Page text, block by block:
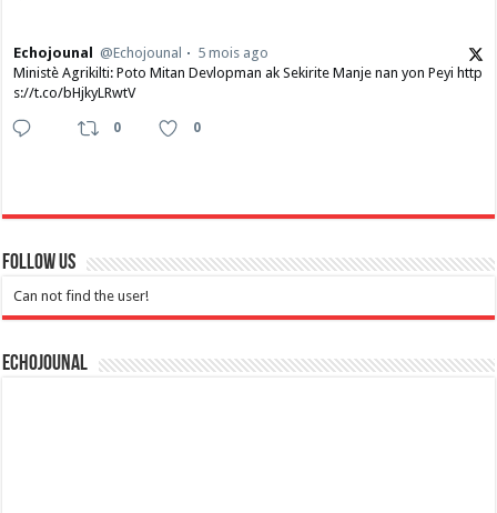
Echojounal @Echojounal
5 mois ago
Ministè Agrikilti: Poto Mitan Devlopman ak Sekirite Manje nan yon Peyi http
s://t.co/bHjkyLRwtV
0 0
Follow Us
Can not find the user!
Echojounal